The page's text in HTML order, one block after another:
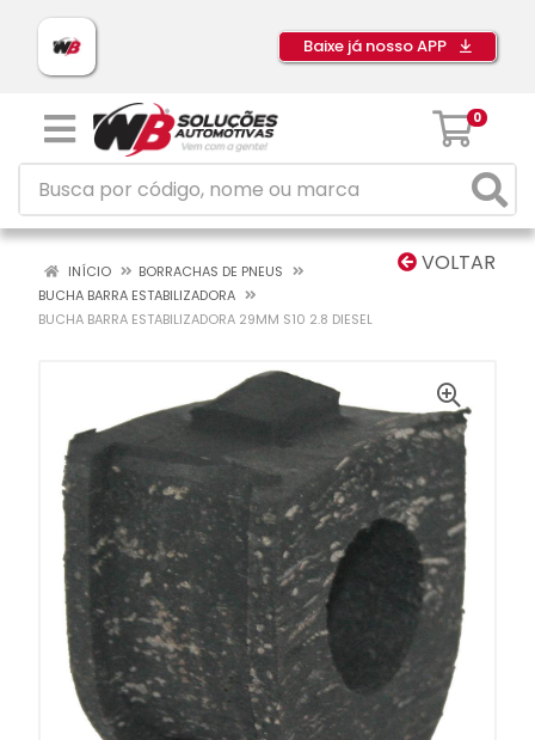
Baixe já nosso APP
0
VOLTAR
INÍCIO
BORRACHAS DE PNEUS
BUCHA BARRA ESTABILIZADORA
BUCHA BARRA ESTABILIZADORA 29MM S10 2.8 DIESEL